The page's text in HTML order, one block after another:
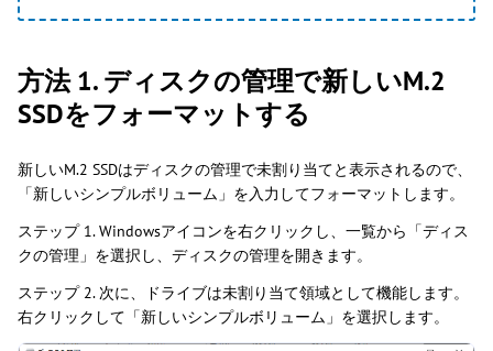
方法 1. ディスクの管理で新しいM.2
SSDをフォーマットする
新しいM.2 SSDはディスクの管理で未割り当てと表示されるので、
「新しいシンプルボリューム」を入力してフォーマットします。
ステップ 1. Windowsアイコンを右クリックし、一覧から「ディス
クの管理」を選択し、ディスクの管理を開きます。
ステップ 2. 次に、ドライブは未割り当て領域として機能します。
右クリックして「新しいシンプルボリューム」を選択します。